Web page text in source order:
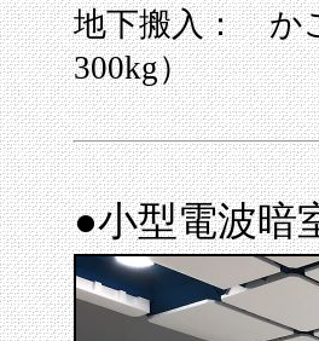
地下搬入： か
300kg）
●小型電波暗